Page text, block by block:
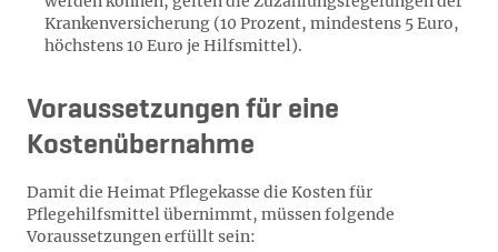
Krankenversicherung (10 Prozent, mindestens 5 Euro,
höchstens 10 Euro je Hilfsmittel).
Voraussetzungen für eine
Kostenübernahme
Damit die Heimat Pflegekasse die Kosten für
Pflegehilfsmittel übernimmt, müssen folgende
Voraussetzungen erfüllt sein: